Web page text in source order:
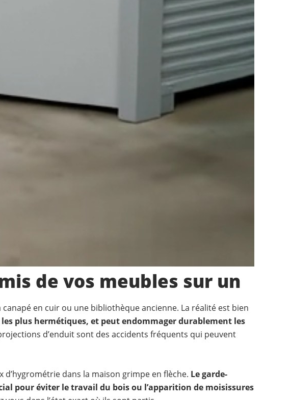
de vos meubles sur un
en cuir ou une bibliothèque ancienne. La réalité est bien
plus hermétiques, et peut endommager durablement les
d’enduit sont des accidents fréquents qui peuvent
dans la maison grimpe en flèche. Le garde-
pour éviter le travail du bois ou l’apparition de moisissures